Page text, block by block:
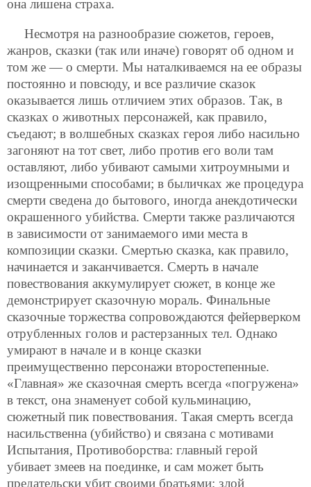
она лишена страха.
Несмотря на разнообразие сюжетов, героев,
жанров, сказки (так или иначе) говорят об одном и
том же — о смерти. Мы наталкиваемся на ее образы
постоянно и повсюду, и все различие сказок
оказывается лишь отличием этих образов. Так, в
сказках о животных персонажей, как правило,
съедают; в волшебных сказках героя либо насильно
загоняют на тот свет, либо против его воли там
оставляют, либо убивают самыми хитроумными и
изощренными способами; в быличках же процедура
смерти сведена до бытового, иногда анекдотически
окрашенного убийства. Смерти также различаются
в зависимости от занимаемого ими места в
композиции сказки. Смертью сказка, как правило,
начинается и заканчивается. Смерть в начале
повествования аккумулирует сюжет, в конце же
демонстрирует сказочную мораль. Финальные
сказочные торжества сопровождаются фейерверком
отрубленных голов и растерзанных тел. Однако
умирают в начале и в конце сказки
преимущественно персонажи второстепенные.
«Главная» же сказочная смерть всегда «погружена»
в текст, она знаменует собой кульминацию,
сюжетный пик повествования. Такая смерть всегда
насильственна (убийство) и связана с мотивами
Испытания, Противоборства: главный герой
убивает змеев на поединке, и сам может быть
предательски убит своими братьями; злой